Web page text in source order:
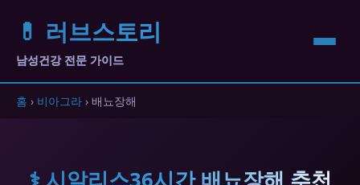
💊 러브스토리
남성건강 전문 가이드
홈 › 비아그라 › 배뇨장해